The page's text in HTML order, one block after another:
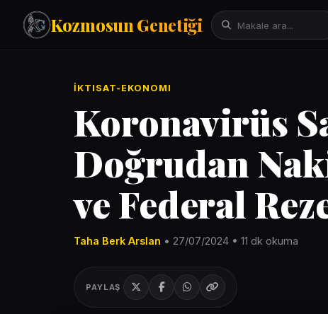
Kozmosun Genetiği
Fizik-Astronomi
Bilgisayar Bilimleri/Yapay Zeka
İKTISAT-EKONOMI
Koronavirüs
Doğrudan
ve Federal
Taha Berk Arslan • 27/07/2024 • 11 dk okuma
PAYLAŞ